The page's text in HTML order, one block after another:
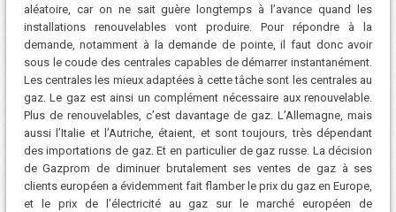
aléatoire, car on ne sait guère longtemps à l’avance quand les
installations renouvelables vont produire. Pour répondre à la
demande, notamment à la demande de pointe, il faut donc avoir
sous le coude des centrales capables de démarrer instantanément.
Les centrales les mieux adaptées à cette tâche sont les centrales au
gaz. Le gaz est ainsi un complément nécessaire aux renouvelable.
Plus de renouvelables, c’est davantage de gaz. L’Allemagne, mais
aussi l’Italie et l’Autriche, étaient, et sont toujours, très dépendant
des importations de gaz. Et en particulier de gaz russe. La décision
de Gazprom de diminuer brutalement ses ventes de gaz à ses
clients européen a évidemment fait flamber le prix du gaz en Europe,
et le prix de l’électricité au gaz sur le marché européen de